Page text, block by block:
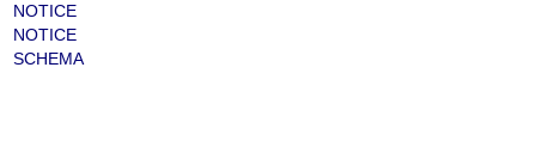
NOTICE
NOTICE
SCHEMA